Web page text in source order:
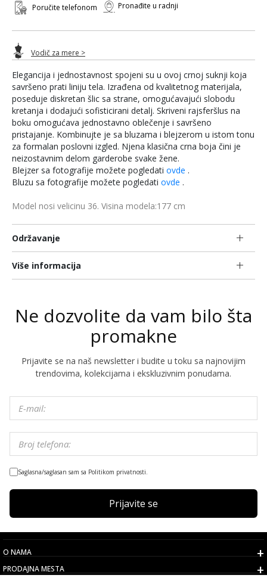
Elegancija i jednostavnost spojeni su u ovoj crnoj suknji koja
savršeno prati liniju tela. Izrađena od kvalitetnog materijala,
poseduje diskretan šlic sa strane, omogućavajući slobodu
kretanja i dodajući sofisticirani detalj. Skriveni rajsferšlus na
boku omogućava jednostavno oblečenje i savršeno
pristajanje. Kombinujte je sa bluzama i blejzerom u istom tonu
za formalan poslovni izgled. Njena klasična crna boja čini je
neizostavnim delom garderobe svake žene.
Blejzer sa fotografije možete pogledati ovde .
Bluzu sa fotografije možete pogledati ovde .
Model nosi velicinu 36. Visina modela:177 cm
Održavanje
Više informacija
Poručite telefonom Pronađite u radnji
Vodič za mere >
Ne dozvolite da vam bilo šta
promakne
Prijavite se na naš newsletter i budite u toku sa najnovijim
trendovima, kolekcijama i ekskluzivnim ponudama.
Saglasna/saglasan sam sa Politikom privatnosti.
Prijavite se
O NAMA
PRODAJNA MESTA